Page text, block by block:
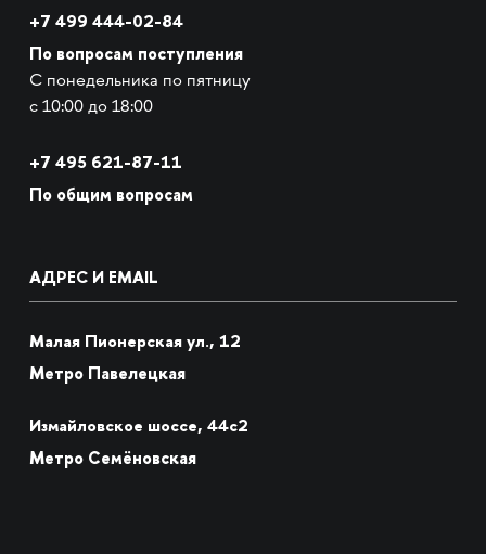
+7 499 444-02-84
По вопросам поступления
С понедельника по пятницу
с 10:00 до 18:00
+7 495 621-87-11
По общим вопросам
АДРЕС И EMAIL
Малая Пионерская ул., 12
Метро Павелецкая
Измайловское шоссе, 44с2
Метро Семёновская